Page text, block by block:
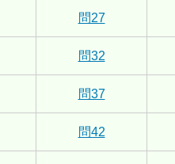
問27
問32
問37
問42